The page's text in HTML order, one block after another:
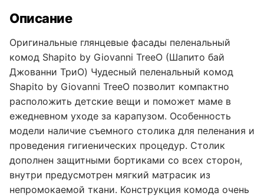
Описание
Оригинальные глянцевые фасады пеленальный
комод Shapito by Giovanni TreeO (Шапито бай
Джованни ТриО) Чудесный пеленальный комод
Shapito by Giovanni TreeO позволит компактно
расположить детские вещи и поможет маме в
ежедневном уходе за карапузом. Особенность
модели наличие съемного столика для пеленания и
проведения гигиенических процедур. Столик
дополнен защитными бортиками со всех сторон,
внутри предусмотрен мягкий матрасик из
непромокаемой ткани. Конструкция комода очень